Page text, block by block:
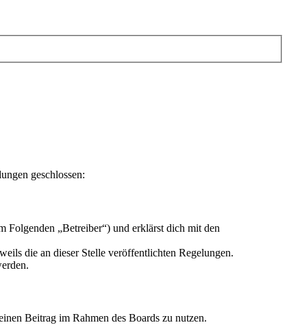
geschlossen:
„Betreiber“) und erklärst dich mit den
die an dieser Stelle veröffentlichten Regelungen.
Beitrag im Rahmen des Boards zu nutzen.